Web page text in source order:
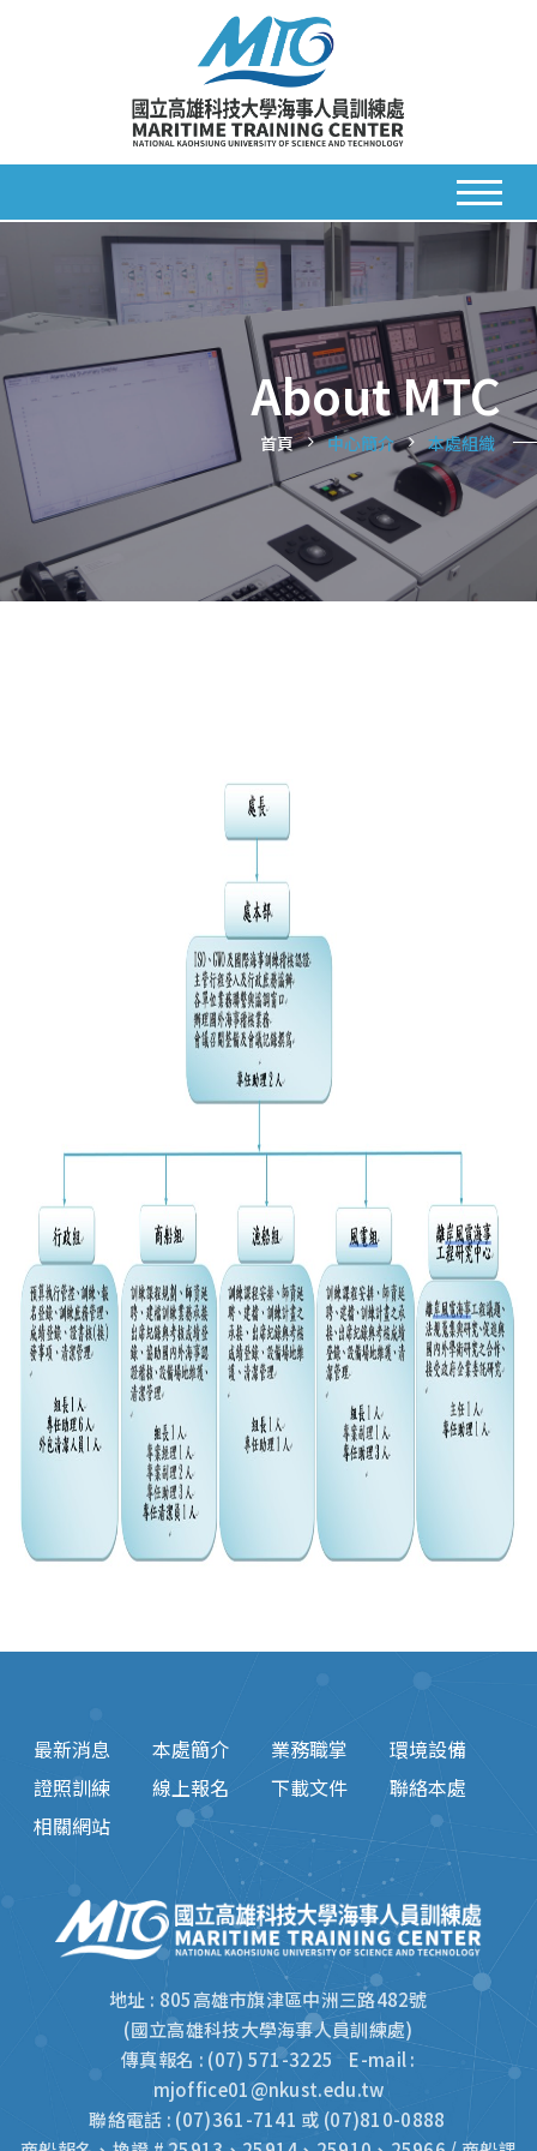
About MTC
首頁 中心簡介 本處組織
最新消息 本處簡介 業務職掌
環境設備
證照訓練
線上報名 下載文件
聯絡本處
相關網站
地址 : 805高雄市旗津區中洲三路482號
(國立高雄科技大學海事人員訓練處)
傳真報名 : (07) 571-3225 E-mail :
mjoffice01@nkust.edu.tw
聯絡電話 : (07)361-7141 或 (07)810-0888